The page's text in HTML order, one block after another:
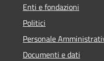
Enti e fondazioni
Politici
Personale
Documenti e dati